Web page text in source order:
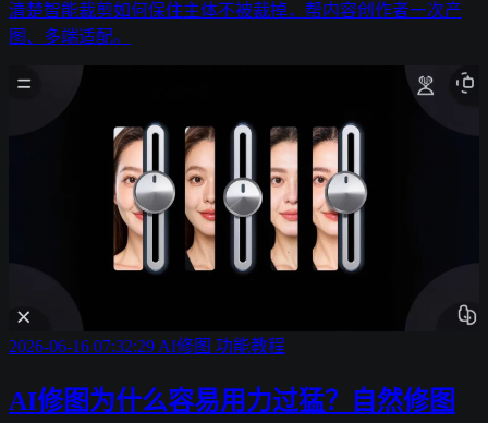
清楚智能裁剪如何保住主体不被裁掉，帮内容创作者一次产
图、多端适配。
2026-06-16 07:32:29AI修图 功能教程
AI修图为什么容易用力过猛？自然修图